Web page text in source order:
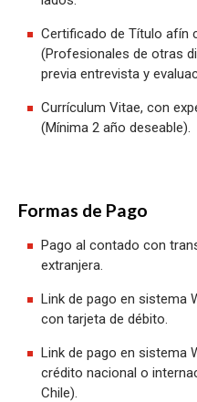
Certificado de Título afín
(Profesionales de otras
previa entrevista y
Currículum Vitae, con
(Mínima 2 año deseable).
Formas de Pago
Pago al contado con
extranjera.
Link de pago en sistema
con tarjeta de débito.
Link de pago en sistema
crédito nacional o
Chile).